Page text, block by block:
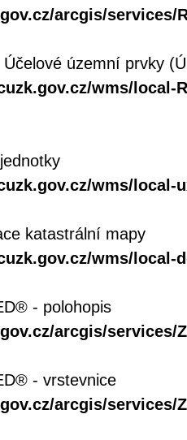
arcgis/services/
územní prvky
wms/local-
wms/local-
katastrální mapy
wms/local-
- polohopis
arcgis/services/
- vrstevnice
arcgis/services/